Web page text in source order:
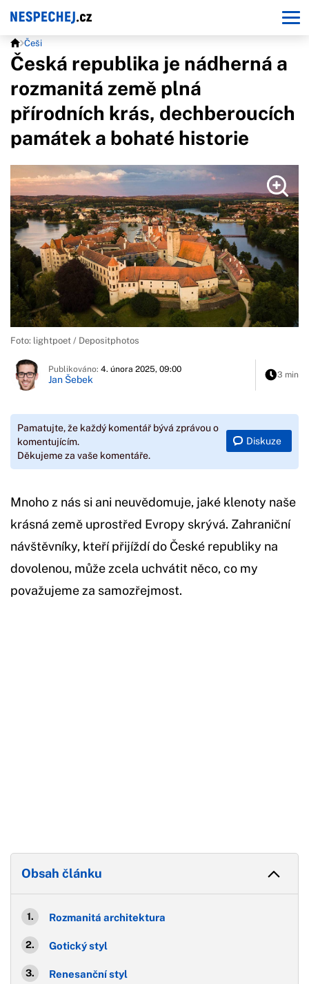
Češi
Česká republika je nádherná a
rozmanitá země plná
přírodních krás, dechberoucích
památek a bohaté historie
Foto: lightpoet / Depositphotos
Publikováno: 4. února 2025, 09:00
Jan Šebek 3 min
Pamatujte, že každý komentář bývá zprávou o
komentujícím.
Děkujeme za vaše komentáře.
Diskuze
Mnoho z nás si ani neuvědomuje, jaké klenoty naše
krásná země uprostřed Evropy skrývá. Zahraniční
návštěvníky, kteří přijíždí do České republiky na
dovolenou, může zcela uchvátit něco, co my
považujeme za samozřejmost.
Obsah článku
Rozmanitá architektura
Gotický styl
Renesanční styl